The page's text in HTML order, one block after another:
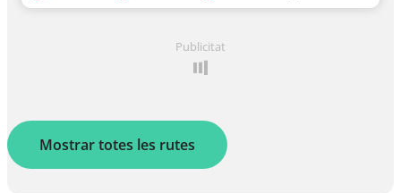
Publicitat
Mostrar totes les rutes